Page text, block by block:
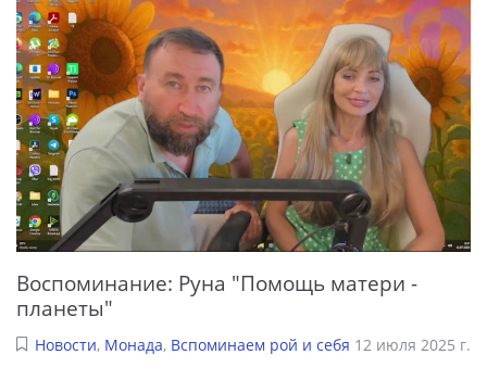
Воспоминание: Руна "Помощь матери -
планеты"
Новости, Монада, Вспоминаем рой и себя 12 июля 2025 г.